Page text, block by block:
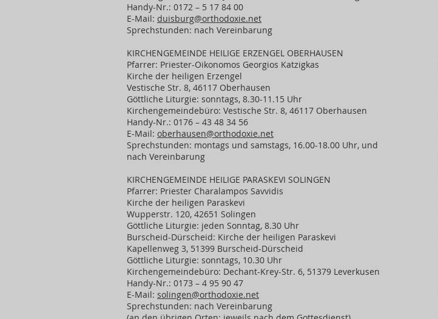
Handy-Nr.: 0172 – 5 17 84 00
E-Mail: duisburg@orthodoxie.net
Sprechstunden: nach Vereinbarung
KIRCHENGEMEINDE HEILIGE ERZENGEL OBERHAUSEN
Pfarrer: Priester-Oikonomos Georgios Katzigkas
Kirche der heiligen Erzengel
Vestische Str. 8, 46117 Oberhausen
Göttliche Liturgie: sonntags, 8.30-11.15 Uhr
Kirchengemeindebüro: Vestische Str. 8, 46117 Oberhausen
Handy-Nr.: 0176 – 43 48 34 56
E-Mail: oberhausen@orthodoxie.net
Sprechstunden: montags und samstags, 16.00-18.00 Uhr, und
nach Vereinbarung
KIRCHENGEMEINDE HEILIGE PARASKEVI SOLINGEN
Pfarrer: Priester Charalampos Savvidis
Kirche der heiligen Paraskevi
Wupperstr. 120, 42651 Solingen
Göttliche Liturgie: jeden Sonntag, 8.30 Uhr
Burscheid-Dürscheid: Kirche der heiligen Paraskevi
Kapellenweg 3, 51399 Burscheid-Dürscheid
Göttliche Liturgie: sonntags, 10.30 Uhr
Kirchengemeindebüro: Dechant-Krey-Str. 6, 51379 Leverkusen
Handy-Nr.: 0173 – 4 95 90 47
E-Mail: solingen@orthodoxie.net
Sprechstunden: nach Vereinbarung